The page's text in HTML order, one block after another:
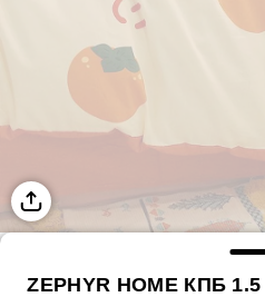
ZEPHYR HOME КПБ